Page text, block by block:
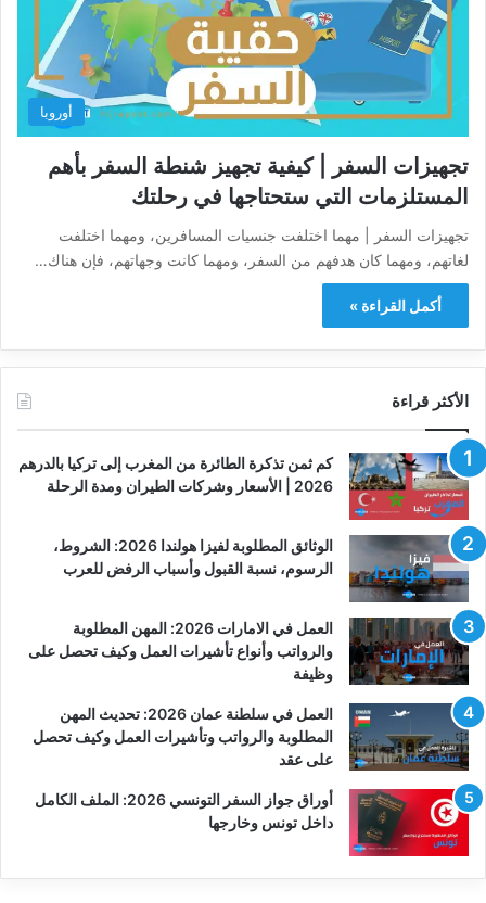
أوروبا
تجهيزات السفر | كيفية تجهيز شنطة السفر بأهم
المستلزمات التي ستحتاجها في رحلتك
تجهيزات السفر | مهما اختلفت جنسيات المسافرين، ومهما اختلفت
لغاتهم، ومهما كان هدفهم من السفر، ومهما كانت وجهاتهم، فإن هناك…
أكمل القراءة »
الأكثر قراءة
كم ثمن تذكرة الطائرة من المغرب إلى تركيا بالدرهم
2026 | الأسعار وشركات الطيران ومدة الرحلة
الوثائق المطلوبة لفيزا هولندا 2026: الشروط،
الرسوم، نسبة القبول وأسباب الرفض للعرب
العمل في الامارات 2026: المهن المطلوبة
والرواتب وأنواع تأشيرات العمل وكيف تحصل على
وظيفة
العمل في سلطنة عمان 2026: تحديث المهن
المطلوبة والرواتب وتأشيرات العمل وكيف تحصل
على عقد
أوراق جواز السفر التونسي 2026: الملف الكامل
داخل تونس وخارجها